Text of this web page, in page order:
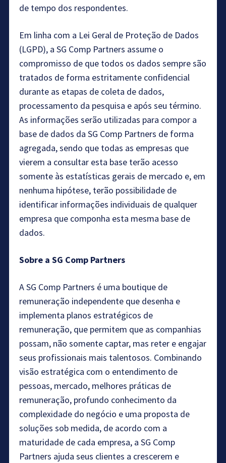
de tempo dos respondentes.
Em linha com a Lei Geral de Proteção de Dados
(LGPD), a SG Comp Partners assume o
compromisso de que todos os dados sempre são
tratados de forma estritamente confidencial
durante as etapas de coleta de dados,
processamento da pesquisa e após seu término.
As informações serão utilizadas para compor a
base de dados da SG Comp Partners de forma
agregada, sendo que todas as empresas que
vierem a consultar esta base terão acesso
somente às estatísticas gerais de mercado e, em
nenhuma hipótese, terão possibilidade de
identificar informações individuais de qualquer
empresa que componha esta mesma base de
dados.
Sobre a SG Comp Partners
A SG Comp Partners é uma boutique de
remuneração independente que desenha e
implementa planos estratégicos de
remuneração, que permitem que as companhias
possam, não somente captar, mas reter e engajar
seus profissionais mais talentosos. Combinando
visão estratégica com o entendimento de
pessoas, mercado, melhores práticas de
remuneração, profundo conhecimento da
complexidade do negócio e uma proposta de
soluções sob medida, de acordo com a
maturidade de cada empresa, a SG Comp
Partners ajuda seus clientes a crescerem e